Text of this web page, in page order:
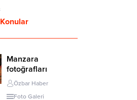
sürdürüyor. Şile’nin
merkezi
Elit 2022 Kış Spor
Manzara
fotoğrafları
Özbar Haber
Foto Galeri